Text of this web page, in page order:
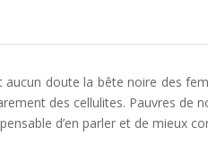
aucun doute la bête noire des
des cellulites. Pauvres de
d’en parler et de mieux